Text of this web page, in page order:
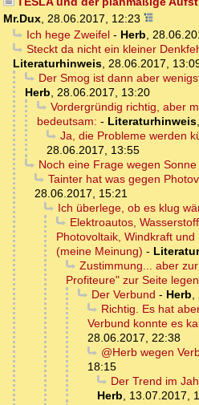
Mr.Dux, 28.06.2017, 12:23
Ich hege Zweifel- Herb,
Steckt da nicht ein kleiner
Literaturhinweis, 28.06.2017,
Der Smog ist dann aber
Herb, 28.06.2017, 13:20
Vordergründig richtig, aber
bedeutsam: - Literaturhinweis,
Ja, die Probleme werden
28.06.2017, 13:55
Noch eine Frage wegen Sonne
Tainter hat was gegen
28.06.2017, 15:21
Ich überlege, ob es klug
Elektroautos,
Photovoltaik, Windkraft
(meine Meinung) -
Zustimmung... aber
Profiteure" zur Seite legen
Der Verbund - Herb,
Richtig. Es hat
Verbund konnte es
28.06.2017, 22:38
@Herb wegen
18:15
Der Trend im
Herb, 13.07.2017,